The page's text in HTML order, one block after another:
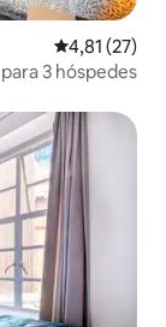
4,81 de uma
4,81 (27)
3 hóspedes